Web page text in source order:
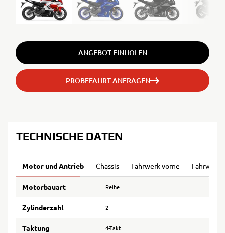
ANGEBOT EINHOLEN
PROBEFAHRT ANFRAGEN
TECHNISCHE DATEN
Motor und Antrieb Chassis Fahrwerk vorne Fahrwerk
Motorbauart Reihe
Zylinderzahl 2
Taktung 4-Takt